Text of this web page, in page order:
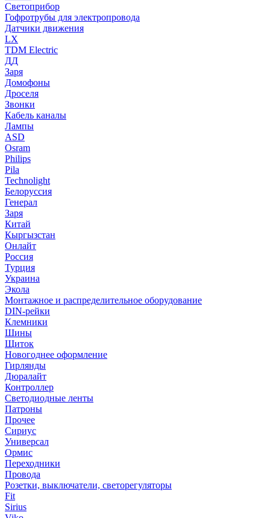
Светоприбор
Гофротрубы для электропровода
Датчики движения
LX
TDM Electric
ДД
Заря
Домофоны
Дроселя
Звонки
Кабель каналы
Лампы
ASD
Osram
Philips
Pila
Technolight
Белоруссия
Генерал
Заря
Китай
Кыргызстан
Онлайт
Россия
Турция
Украина
Экола
Монтажное и распределительное оборудование
DIN-рейки
Клемники
Шины
Щиток
Новогоднее оформление
Гирлянды
Дюралайт
Контроллер
Светодиодные ленты
Патроны
Прочее
Сириус
Универсал
Ормис
Переходники
Провода
Розетки, выключатели, светорегуляторы
Fit
Sirius